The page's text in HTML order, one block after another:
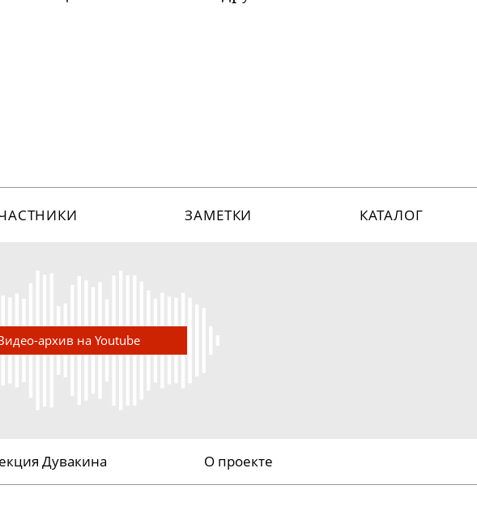
ЗАМЕТКИ КАТАЛОГ
архив на Youtube
Дувакина О проекте